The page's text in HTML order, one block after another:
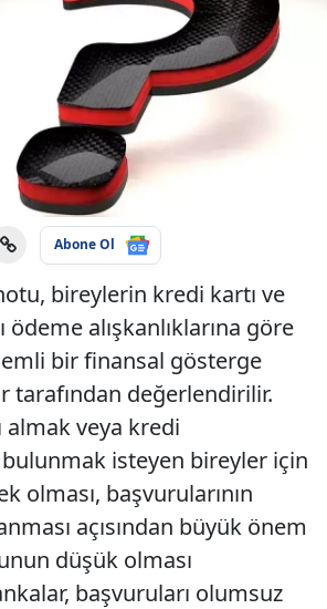
Abone Ol
bireylerin kredi kartı ve
ödeme alışkanlıklarına göre
bir finansal gösterge
tarafından değerlendirilir.
almak veya kredi
isteyen bireyler için
olması, başvurularının
açısından büyük önem
düşük olması
başvuruları olumsuz